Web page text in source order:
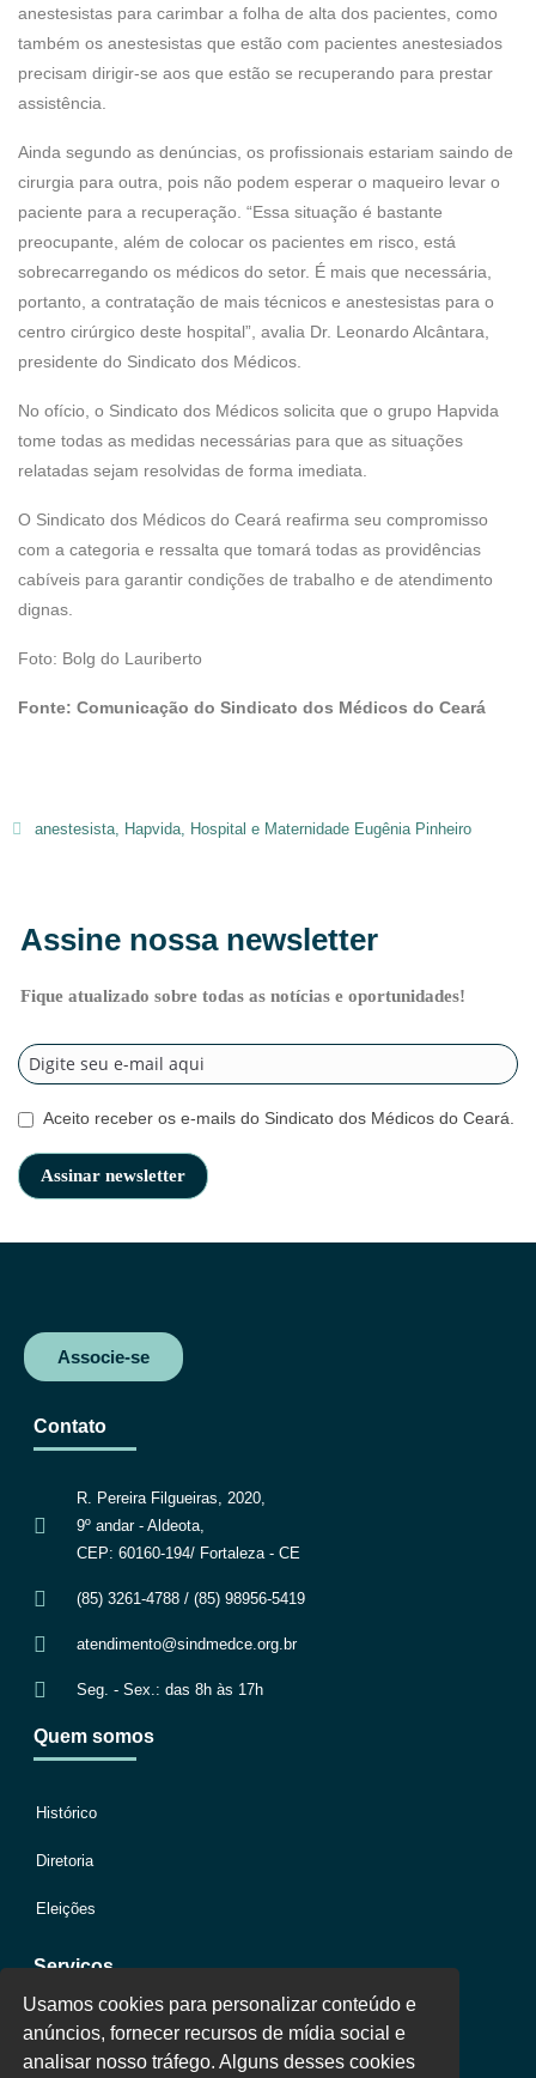
anestesistas para carimbar a folha de alta dos pacientes, como
também os anestesistas que estão com pacientes anestesiados
precisam dirigir-se aos que estão se recuperando para prestar
assistência.
Ainda segundo as denúncias, os profissionais estariam saindo de
cirurgia para outra, pois não podem esperar o maqueiro levar o
paciente para a recuperação. “Essa situação é bastante
preocupante, além de colocar os pacientes em risco, está
sobrecarregando os médicos do setor. É mais que necessária,
portanto, a contratação de mais técnicos e anestesistas para o
centro cirúrgico deste hospital”, avalia Dr. Leonardo Alcântara,
presidente do Sindicato dos Médicos.
No ofício, o Sindicato dos Médicos solicita que o grupo Hapvida
tome todas as medidas necessárias para que as situações
relatadas sejam resolvidas de forma imediata.
O Sindicato dos Médicos do Ceará reafirma seu compromisso
com a categoria e ressalta que tomará todas as providências
cabíveis para garantir condições de trabalho e de atendimento
dignas.
Foto: Bolg do Lauriberto
Fonte: Comunicação do Sindicato dos Médicos do Ceará
anestesista, Hapvida, Hospital e Maternidade Eugênia Pinheiro
Assine nossa newsletter
Fique atualizado sobre todas as notícias e oportunidades!
Aceito receber os e-mails do Sindicato dos Médicos do Ceará.
Associe-se
Contato
R. Pereira Filgueiras, 2020,
9º andar - Aldeota,
CEP: 60160-194/ Fortaleza - CE
(85) 3261-4788 / (85) 98956-5419
atendimento@sindmedce.org.br
Seg. - Sex.: das 8h às 17h
Quem somos
Histórico
Diretoria
Eleições
Serviços
Jurídico
Usamos cookies para personalizar conteúdo e
anúncios, fornecer recursos de mídia social e
analisar nosso tráfego. Alguns desses cookies